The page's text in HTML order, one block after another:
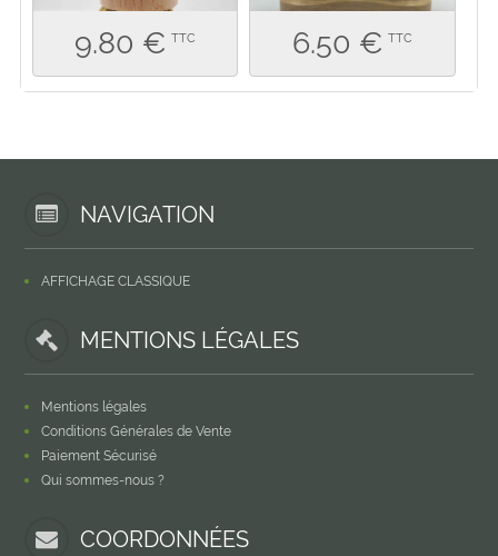
9.80 € TTC 6.50 € TTC
NAVIGATION
AFFICHAGE CLASSIQUE
MENTIONS LÉGALES
Mentions légales
Conditions Générales de Vente
Paiement Sécurisé
Qui sommes-nous ?
COORDONNÉES